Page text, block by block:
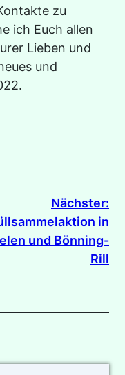
zu
ich Euch allen
Lieben und
und
Nächster:
in
und Bönning-
Rill